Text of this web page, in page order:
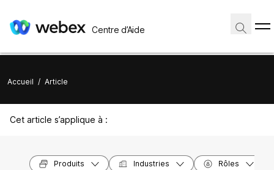
Centre d’Aide
Accueil / Article
Cet article s’applique à :
Produits Industries Rôles